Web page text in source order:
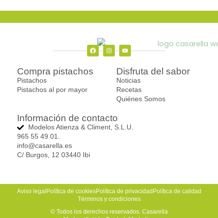
producto
de
producto
F
e
I Y
u
t
u
b
e
Compra pistachos
Pistachos
Pistachos al por mayor
Disfruta del sabor
Noticias
Recetas
Quiénes Somos
Información de contacto
Modelos Atienza & Climent, S.L.U.
965 55 49 01.
info@casarella.es
C/ Burgos, 12 03440 Ibi
Aviso legal Política de cookiesPolítica de privacidad Política de calidad
Términos y condiciones
© Todos los derechos reservados. Casarella